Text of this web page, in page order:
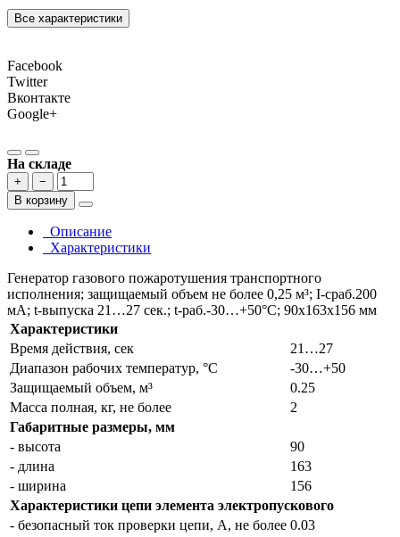
Все характеристики
Facebook
Twitter
Вконтакте
Google+
На складе
+
−
В корзину
Описание
Характеристики
Генератор газового пожаротушения транспортного
исполнения; защищаемый объем не более 0,25 м³; I-сраб.200
мА; t-выпуска 21…27 сек.; t-раб.-30…+50°С; 90х163х156 мм
Характеристики
Время действия, сек
21…27
Диапазон рабочих температур, °С
-30…+50
Защищаемый объем, м³
0.25
Масса полная, кг, не более
2
Габаритные размеры, мм
- высота
90
- длина
163
- ширина
156
Характеристики цепи элемента электропускового
- безопасный ток проверки цепи, А, не более 0.03